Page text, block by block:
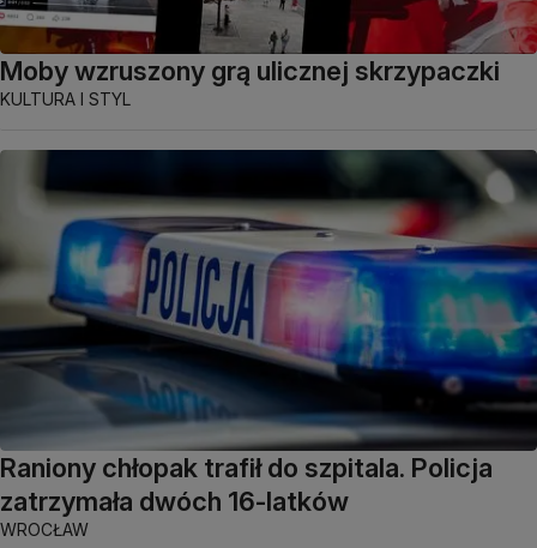
Moby wzruszony grą ulicznej skrzypaczki
KULTURA I STYL
Raniony chłopak trafił do szpitala. Policja
zatrzymała dwóch 16-latków
WROCŁAW